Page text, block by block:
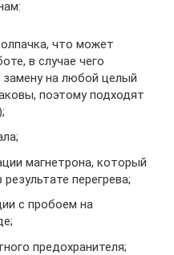
что может
в случае чего
на любой целый
поэтому подходят
магнетрона, который
перегрева;
с пробоем на
предохранителя;